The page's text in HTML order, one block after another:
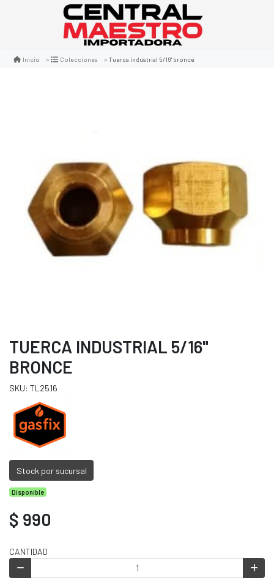
Inicio Colecciones Tuerca industrial 5/16" bronce
TUERCA INDUSTRIAL 5/16"
BRONCE
SKU: TL2516
Stock por sucursal
Disponible
$ 990
CANTIDAD